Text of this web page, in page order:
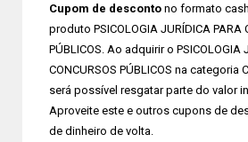
Cupom de desconto no formato
produto PSICOLOGIA JURÍDICA PARA
PÚBLICOS. Ao adquirir o PSICOLOGIA
CONCURSOS PÚBLICOS na categoria
será possível resgatar parte do valor
Aproveite este e outros cupons de
de dinheiro de volta.